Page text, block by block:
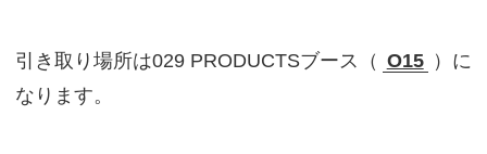
引き取り場所は029 PRODUCTSブース（ O15 ）に
なります。